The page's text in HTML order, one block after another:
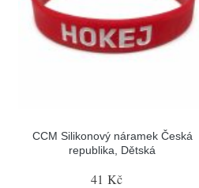
CCM Silikonový náramek Česká
republika, Dětská
41 Kč